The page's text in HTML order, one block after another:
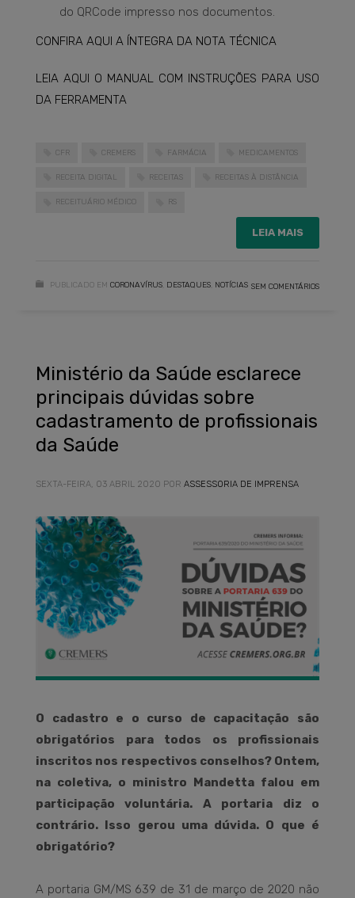
do QRCode impresso nos documentos.
CONFIRA AQUI A ÍNTEGRA DA NOTA TÉCNICA
LEIA AQUI O MANUAL COM INSTRUÇÕES PARA USO
DA FERRAMENTA
CFR CREMERS FARMÁCIA MEDICAMENTOS
RECEITA DIGITAL RECEITAS RECEITAS À DISTÂNCIA
RECEITUÁRIO MÉDICO RS
LEIA MAIS
PUBLICADO EM CORONAVÍRUS DESTAQUES NOTÍCIAS SEM COMENTÁRIOS
Ministério da Saúde esclarece
principais dúvidas sobre
cadastramento de profissionais
da Saúde
SEXTA-FEIRA, 03 ABRIL 2020 POR ASSESSORIA DE IMPRENSA
O cadastro e o curso de capacitação são
obrigatórios para todos os profissionais
inscritos nos respectivos conselhos? Ontem,
na coletiva, o ministro Mandetta falou em
participação voluntária. A portaria diz o
contrário. Isso gerou uma dúvida. O que é
obrigatório?
A portaria GM/MS 639 de 31 de março de 2020 não